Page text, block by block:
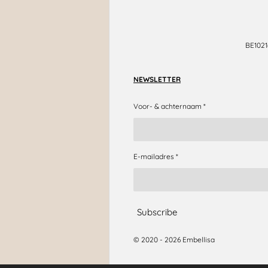
NEWSLETTER
Voor- & achternaam *
E-mailadres *
Subscribe
© 2020 - 2026 Embellisa